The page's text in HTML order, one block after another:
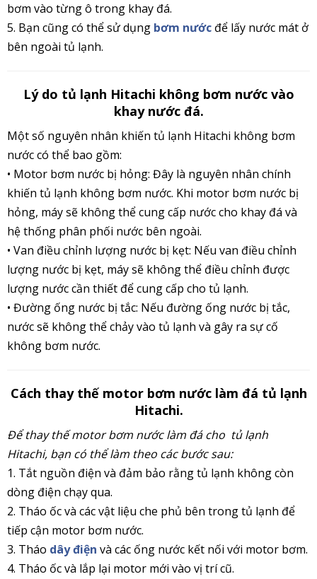
bơm vào từng ô trong khay đá.
5. Bạn cũng có thể sử dụng bơm nước để lấy nước mát ở
bên ngoài tủ lạnh.
Lý do tủ lạnh Hitachi không bơm nước vào
khay nước đá.
Một số nguyên nhân khiến tủ lạnh Hitachi không bơm
nước có thể bao gồm:
• Motor bơm nước bị hỏng: Đây là nguyên nhân chính
khiến tủ lạnh không bơm nước. Khi motor bơm nước bị
hỏng, máysẽ không thể cung cấp nước cho khay đá và
hệ thống phân phối nước bên ngoài.
• Van điều chỉnh lượng nước bị kẹt: Nếu van điều chỉnh
lượng nước bị kẹt, máy sẽ không thể điều chỉnh được
lượng nướccần thiết để cung cấp cho tủ lạnh.
• Đường ống nước bị tắc: Nếu đường ống nước bị tắc,
nước sẽ không thể chảy vào tủ lạnh và gây ra sự cố
không bơm nước.
Cách thay thế motor bơm nước làm đá tủ lạnh
Hitachi.
Để thay thế motor bơm nước làm đá cho tủ lạnh
Hitachi, bạn có thể làm theo các bước sau:
1. Tắt nguồn điện và đảm bảo rằng tủ lạnh không còn
dòng điện chạy qua.
2. Tháo ốc và các vật liệu che phủ bên trong tủ lạnh để
tiếp cận motor bơm nước.
3. Tháo dây điện và các ống nước kết nối với motor bơm.
4. Tháo ốc và lắp lại motor mới vào vị trí cũ.